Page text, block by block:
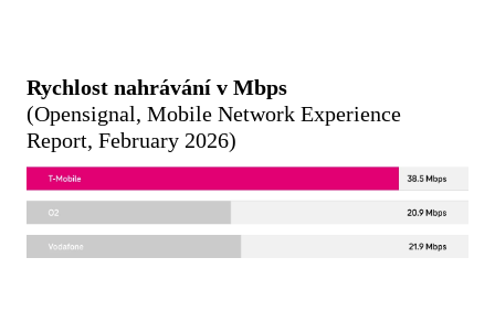
Rychlost nahrávání v Mbps
(Ope­nsignal, Mobile Network Experience
Report, February 2026)